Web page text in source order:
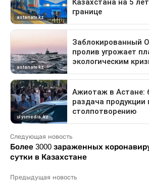
Следующая новость
Более 3000 зараженных
сутки в Казахстане
Предыдущая новость